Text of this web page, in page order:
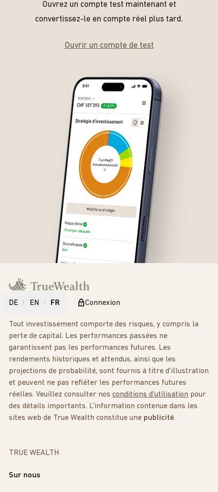
Ouvrez un compte test maintenant et
convertissez-le en compte réel plus tard.
Ouvrir un compte de test
DE EN FR Connexion
Tout investissement comporte des risques, y compris la
perte de capital. Les performances passées ne
garantissent pas les performances futures. Les
rendements historiques et attendus, ainsi que les
projections de probabilité, sont fournis à titre d'illustration
et peuvent ne pas refléter les performances futures
réelles. Veuillez consulter nos conditions d'utilisation pour
des détails importants. L'information contenue dans les
sites web de True Wealth constitue une publicité.
TRUE WEALTH
Sur nous